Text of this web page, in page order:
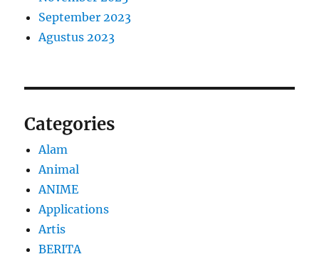
September 2023
Agustus 2023
Categories
Alam
Animal
ANIME
Applications
Artis
BERITA